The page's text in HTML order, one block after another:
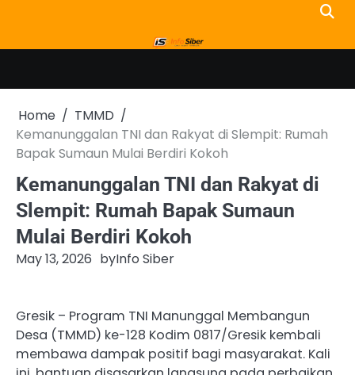
content
Home
TMMD
Kemanunggalan TNI dan Rakyat di Slempit: Rumah
Bapak Sumaun Mulai Berdiri Kokoh
Kemanunggalan TNI dan Rakyat di
Slempit: Rumah Bapak Sumaun
Mulai Berdiri Kokoh
May 13, 2026 byInfo Siber
Gresik – Program TNI Manunggal Membangun
Desa (TMMD) ke-128 Kodim 0817/Gresik kembali
membawa dampak positif bagi masyarakat. Kali